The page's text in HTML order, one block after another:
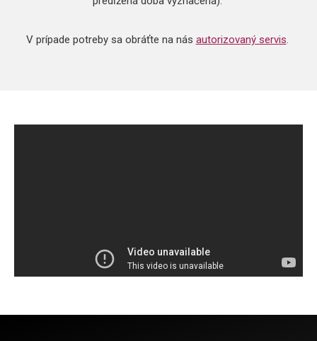
V prípade potreby sa obráťte na nás autorizovaný servis.